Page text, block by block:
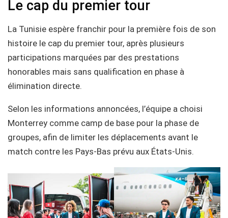
Le cap du premier tour
La Tunisie espère franchir pour la première fois de son
histoire le cap du premier tour, après plusieurs
participations marquées par des prestations
honorables mais sans qualification en phase à
élimination directe.
Selon les informations annoncées, l’équipe a choisi
Monterrey comme camp de base pour la phase de
groupes, afin de limiter les déplacements avant le
match contre les Pays-Bas prévu aux États-Unis.